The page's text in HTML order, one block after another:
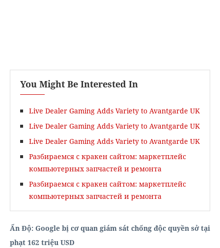
You Might Be Interested In
Live Dealer Gaming Adds Variety to Avantgarde UK
Live Dealer Gaming Adds Variety to Avantgarde UK
Live Dealer Gaming Adds Variety to Avantgarde UK
Разбираемся с кракен сайтом: маркетплейс
компьютерных запчастей и ремонта
Разбираемся с кракен сайтом: маркетплейс
компьютерных запчастей и ремонта
Ấn Độ: Google bị cơ quan giám sát chống độc quyền sở tại
phạt 162 triệu USD